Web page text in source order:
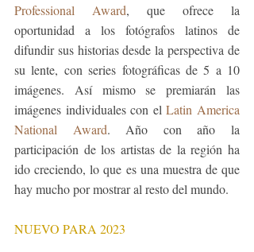
Professional Award, que ofrece la
oportunidad a los fotógrafos latinos de
difundir sus historias desde la perspectiva de
su lente, con series fotográficas de 5 a 10
imágenes. Así mismo se premiarán las
imágenes individuales con el Latin America
National Award. Año con año la
participación de los artistas de la región ha
ido creciendo, lo que es una muestra de que
hay mucho por mostrar al resto del mundo.
NUEVO PARA 2023